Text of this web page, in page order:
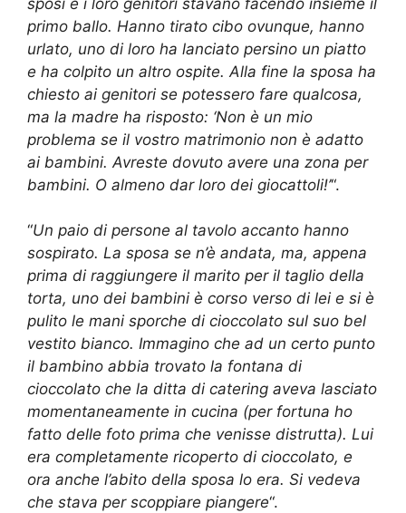
primo ballo. Hanno tirato cibo ovunque, hanno
urlato, uno di loro ha lanciato persino un piatto
e ha colpito un altro ospite. Alla fine la sposa ha
chiesto ai genitori se potessero fare qualcosa,
ma la madre ha risposto: ‘Non è un mio
problema se il vostro matrimonio non è adatto
ai bambini. Avreste dovuto avere una zona per
bambini. O almeno dar loro dei giocattoli!’“.
“Un paio di persone al tavolo accanto hanno
sospirato. La sposa se n’è andata, ma, appena
prima di raggiungere il marito per il taglio della
torta, uno dei bambini è corso verso di lei e si è
pulito le mani sporche di cioccolato sul suo bel
vestito bianco. Immagino che ad un certo punto
il bambino abbia trovato la fontana di
cioccolato che la ditta di catering aveva lasciato
momentaneamente in cucina (per fortuna ho
fatto delle foto prima che venisse distrutta). Lui
era completamente ricoperto di cioccolato, e
ora anche l’abito della sposa lo era. Si vedeva
che stava per scoppiare piangere“.